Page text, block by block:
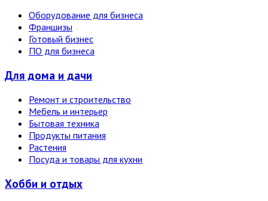
Оборудование для бизнеса
Франшизы
Готовый бизнес
ПО для бизнеса
Для дома и дачи
Ремонт и строительство
Мебель и интерьер
Бытовая техника
Продукты питания
Растения
Посуда и товары для кухни
Хобби и отдых